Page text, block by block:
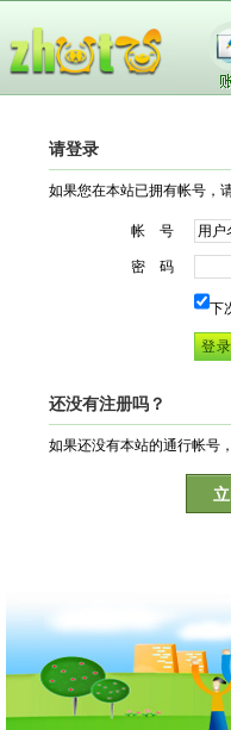
请登录
如果您在本站已拥有帐号，
帐 号
密 码
下
还没有注册吗？
如果还没有本站的通行帐号